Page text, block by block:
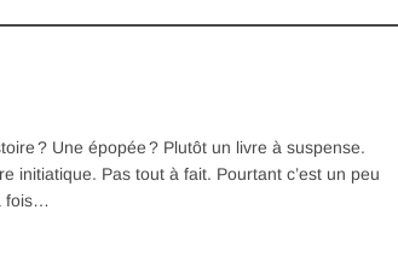
? Une épopée ? Plutôt un livre à suspense.
initiatique. Pas tout à fait. Pourtant c’est un peu
fois…